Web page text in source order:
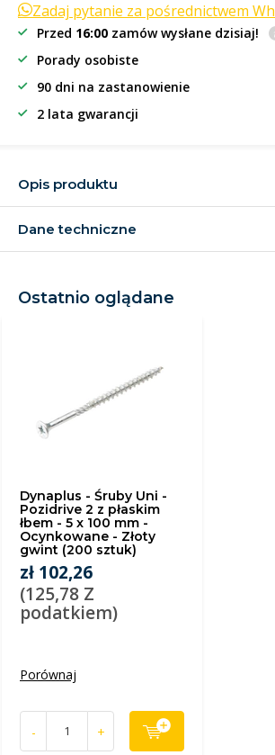
Zadaj pytanie za pośrednictwem
Przed 16:00 zamów wysłane dzisiaj!
Porady osobiste
90 dni na zastanowienie
2 lata gwarancji
Opis produktu
Dane techniczne
Ostatnio oglądane
Dynaplus - Śruby Uni -
Pozidrive 2 z płaskim
łbem - 5 x 100 mm -
Ocynkowane - Złoty
gwint (200 sztuk)
zł 102,26
(125,78 Z
podatkiem)
Porównaj
- +